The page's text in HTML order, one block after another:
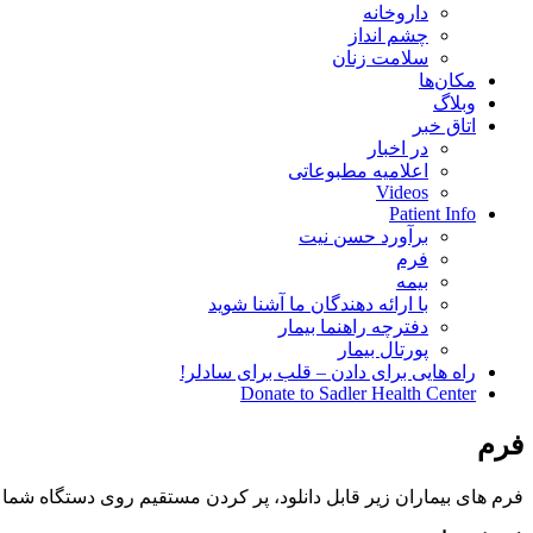
داروخانه
چشم انداز
سلامت زنان
مکان‌ها
وبلاگ
اتاق خبر
در اخبار
اعلامیه مطبوعاتی
Videos
Patient Info
برآورد حسن نیت
فرم
بیمه
با ارائه دهندگان ما آشنا شوید
دفترچه راهنما بیمار
پورتال بیمار
راه هایی برای دادن – قلب برای سادلر!
Donate to Sadler Health Center
فرم
فرم های بیماران زیر قابل دانلود، پر کردن مستقیم روی دستگاه